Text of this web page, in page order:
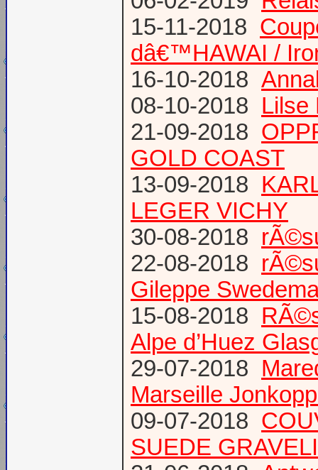
15-11-2018
dâ€™HAWAI /
16-10-2018
08-10-2018 Lilse
21-09-2018
GOLD COAST
13-09-2018
LEGER VICHY
30-08-2018
22-08-2018
Gileppe
15-08-2018
Alpe d’Huez
29-07-2018
Marseille
09-07-2018
SUEDE